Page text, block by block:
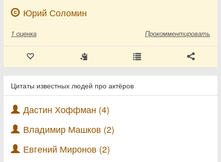
Юрий Соломин
1 оценка Прокомментировать
Цитаты известных людей про актёров
Дастин Хоффман (4)
Владимир Машков (2)
Евгений Миронов (2)